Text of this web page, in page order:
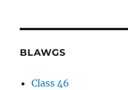
BLAWGS
Class 46